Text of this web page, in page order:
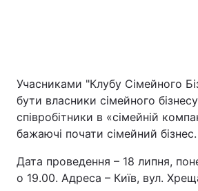
Учасниками "Клубу Сімейного
бути власники сімейного
співробітники в «сімейній
бажаючі почати сімейний бізнес.
Дата проведення – 18 липня,
о 19.00. Адреса – Київ, вул.